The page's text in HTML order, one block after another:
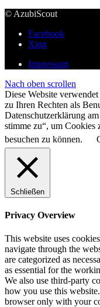
© AzubiScout
Facebook
Xing
Impressum
Nach oben scrollen
Diese Website
zu Ihren Rechten als
Datenschutzerklärung
stimme zu“, um Cookies
besuchen zu können.
Schließen
Privacy Overview
This website uses
navigate through the
are categorized as
as essential for the
We also use third-party
how you use this
browser only with your